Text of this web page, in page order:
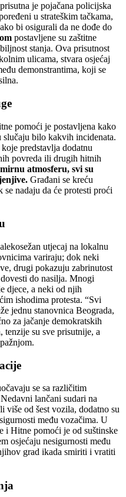
prisutna je pojačana policijska
u strateškim tačkama,
bi osigurali da ne dođe do
postavljene su zaštitne
stanja. Ova prisutnost
ulicama, stvara osjećaj
demonstrantima, koji se
pomoći je postavljena kako
slučaju bilo kakvih incidenata.
predstavlja dodatnu
povreda ili drugih hitnih
atmosferu, svi su
Građani se kreću
nadaju da će protesti proći
utjecaj na lokalnu
variraju; dok neki
drugi pokazuju zabrinutost
do nasilja. Mnogi
djece, a neki od njih
ishodima protesta. “Svi
jednu stanovnica Beograda,
za jačanje demokratskih
su sve prisutnije, a
se sa različitim
lančani sudari na
od šest vozila, dodatno su
među vozačima. U
i Hitne pomoći je od suštinske
osjećaju nesigurnosti među
grad ikada smiriti i vratiti